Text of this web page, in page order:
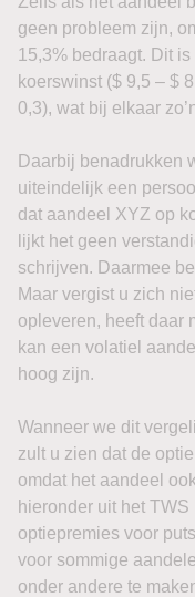
geen probleem zijn,
15,3% bedraagt. Dit
koerswinst ($ 9,5 – $
0,3), wat bij elkaar
Daarbij benadrukken
uiteindelijk een
dat aandeel XYZ op
lijkt het geen
schrijven. Daarmee
Maar vergist u zich
opleveren, heeft daar
kan een volatiel
hoog zijn.
Wanneer we dit
zult u zien dat de
omdat het aandeel
hieronder uit het TWS
optiepremies voor
voor sommige
onder andere te